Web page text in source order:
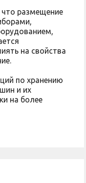
размещение
на свойства
по хранению
и их
на более